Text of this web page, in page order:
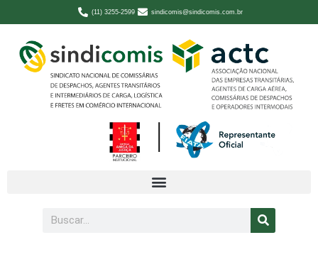
(11) 3255-2599 sindicomis@sindicomis.com.br